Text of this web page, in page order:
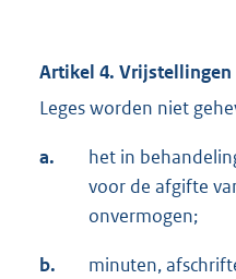
Artikel 4. Vrijstellingen
Leges worden niet
a.
het in
voor de afgifte
onvermogen;
b.
minuten,